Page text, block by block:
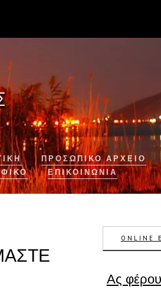
ΠΡΟΣΩΠΙΚΟ ΑΡΧΕΙΟ
ΕΠΙΚΟΙΝΩΝΊΑ
Ας